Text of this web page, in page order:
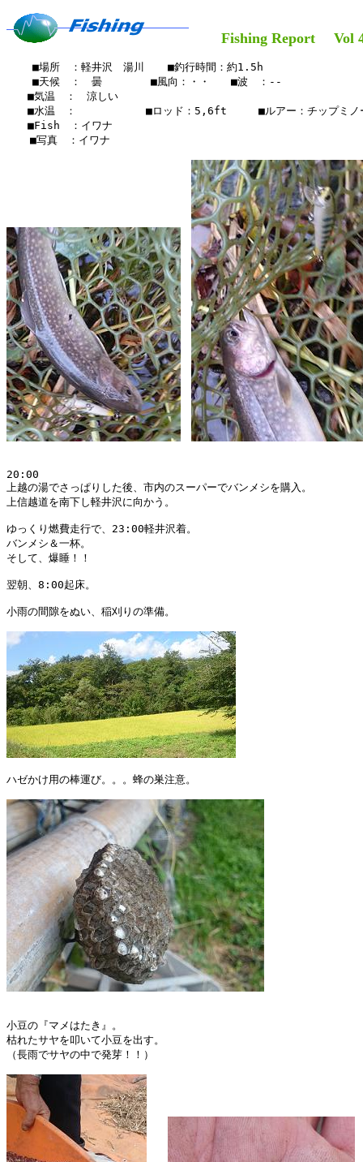
Fishing Report Vol
    ■場所　：軽井沢　湯川  　■釣行時間：約1.5h
    ■天候　：　曇　　　 　■風向：・・　　■波　：--
■気温　：　涼しい
■水温　：　　　　　 　■ロッド：5,6ft　　　■ルアー：チップミノ
■Fish　：イワナ
  　■写真　：イワナ
20:00
上越の湯でさっぱりした後、市内のスーパーでバンメシを購入。
上信越道を南下し軽井沢に向かう。
ゆっくり燃費走行で、23:00軽井沢着。
バンメシ＆一杯。
そして、爆睡！！
翌朝、8:00起床。
小雨の間隙をぬい、稲刈りの準備。
ハゼかけ用の棒運び。。。蜂の巣注意。
小豆の『マメはたき』。
枯れたサヤを叩いて小豆を出す。
（長雨でサヤの中で発芽！！）